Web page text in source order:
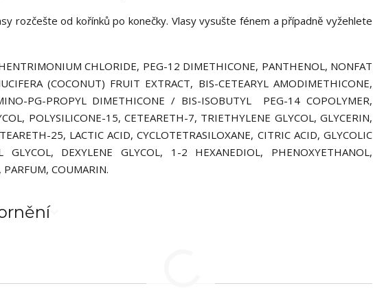
rozčešte od kořínků po konečky. Vlasy vysušte fénem a případně vyžehlete
CHLORIDE, PEG-12 DIMETHICONE, PANTHENOL, NONFAT
(COCONUT) FRUIT EXTRACT, BIS-CETEARYL AMODIMETHICONE,
PG-PROPYL DIMETHICONE / BIS-ISOBUTYL PEG-14 COPOLYMER,
POLYSILICONE-15, CETEARETH-7, TRIETHYLENE GLYCOL, GLYCERIN,
25, LACTIC ACID, CYCLOTETRASILOXANE, CITRIC ACID, GLYCOLIC
GLYCOL, DEXYLENE GLYCOL, 1-2 HEXANEDIOL, PHENOXYETHANOL,
COUMARIN.